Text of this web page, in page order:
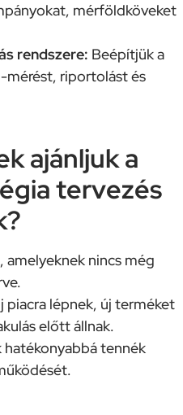
mérföldköveket
rendszere: Beépítjük a
mérést, riportolást és
ajánljuk a
tervezés
amelyeknek nincs még
piacra lépnek, új terméket
előtt állnak.
hatékonyabbá tennék